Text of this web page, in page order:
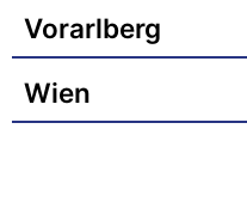
Vorarlberg
Wien